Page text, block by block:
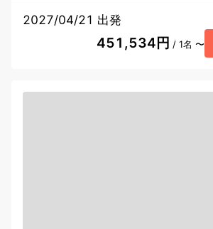
2027/04/21 出発
451,534円 / 1名 〜